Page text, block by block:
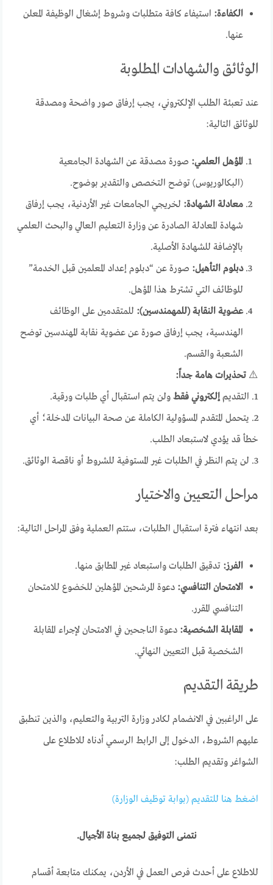
الكفاءة: استيفاء كافة متطلبات وشروط إشغال الوظيفة المعلن
عنها.
الوثائق والشهادات المطلوبة
عند تعبئة الطلب الإلكتروني، يجب إرفاق صور واضحة ومصدقة
للوثائق التالية:
المؤهل العلمي: صورة مصدقة عن الشهادة الجامعية
(البكالوريوس) توضح التخصص والتقدير بوضوح.
معادلة الشهادة: لخريجي الجامعات غير الأردنية، يجب إرفاق
شهادة المعادلة الصادرة عن وزارة التعليم العالي والبحث العلمي
بالإضافة للشهادة الأصلية.
دبلوم التأهيل: صورة عن “دبلوم إعداد المعلمين قبل الخدمة”
للوظائف التي تشترط هذا المؤهل.
عضوية النقابة (للمهمندسين): للمتقدمين على الوظائف
الهندسية، يجب إرفاق صورة عن عضوية نقابة المهندسين توضح
الشعبة والقسم.
⚠️تحذيرات هامة جداً:
1. التقديم
إلكتروني فقط ولن يتم استقبال أي طلبات ورقية.
2. يتحمل المتقدم المسؤولية الكاملة عن صحة البيانات المدخلة؛ أي
خطأ قد يؤدي لاستبعاد الطلب.
3. لن يتم النظر في الطلبات غير المستوفية للشروط أو ناقصة الوثائق.
مراحل التعيين والاختيار
بعد انتهاء فترة استقبال الطلبات، ستتم العملية وفق المراحل التالية:
الفرز: تدقيق الطلبات واستبعاد غير المطابق منها.
الامتحان التنافسي: دعوة المرشحين المؤهلين للخضوع للامتحان
التنافسي المقرر.
المقابلة الشخصية: دعوة الناجحين في الامتحان لإجراء المقابلة
الشخصية قبل التعيين النهائي.
طريقة التقديم
على الراغبين في الانضمام لكادر وزارة التربية والتعليم، والذين تنطبق
عليهم الشروط، الدخول إلى الرابط الرسمي أدناه للاطلاع على
الشواغر وتقديم الطلب:
اضغط هنا للتقديم (بوابة توظيف الوزارة)
نتمنى التوفيق لجميع بناة الأجيال.
للاطلاع على أحدث فرص العمل في الأردن، يمكنك متابعة أقسام